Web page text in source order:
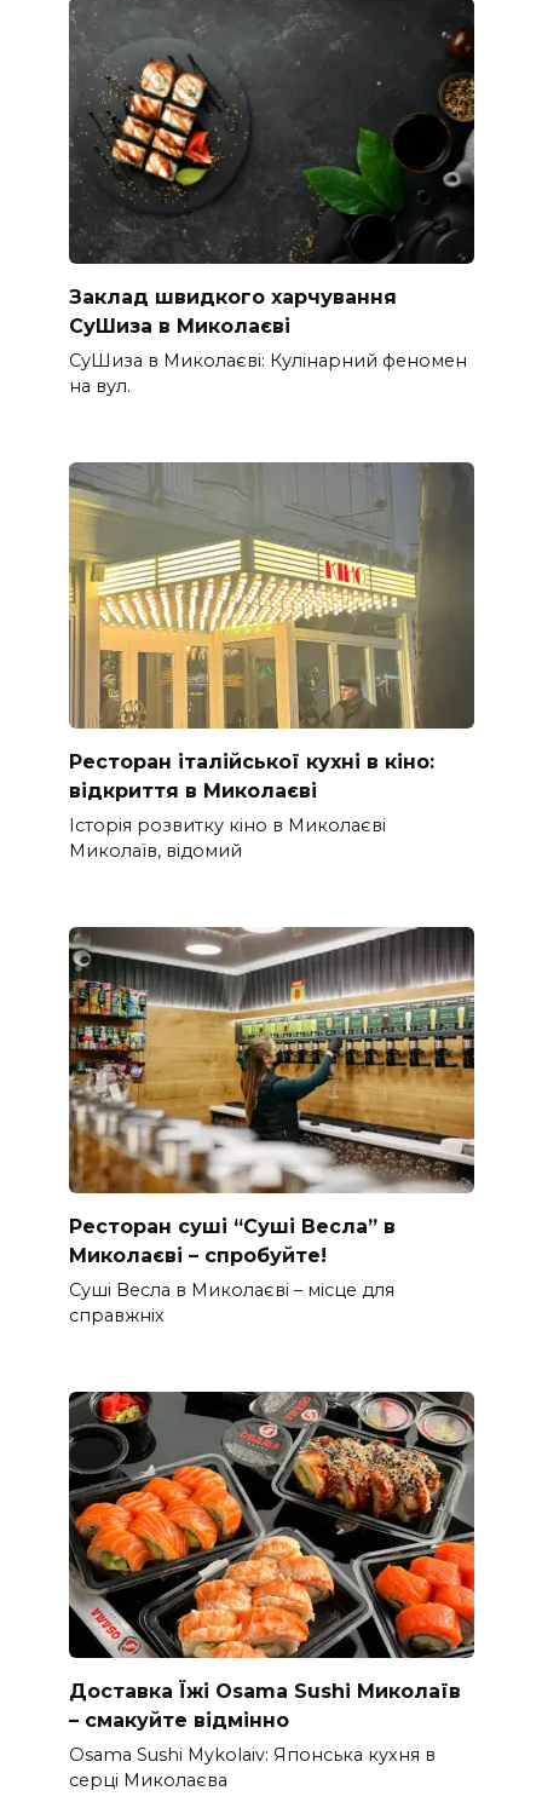
Заклад швидкого харчування
СуШиза в Миколаєві
СуШиза в Миколаєві: Кулінарний феномен
на вул.
Ресторан італійської кухні в кіно:
відкриття в Миколаєві
Історія розвитку кіно в Миколаєві
Миколаїв, відомий
Ресторан суші “Суші Весла” в
Миколаєві – спробуйте!
Суші Весла в Миколаєві – місце для
справжніх
Доставка Їжі Osama Sushi Миколаїв
– смакуйте відмінно
Osama Sushi Mykolaiv: Японська кухня в
серці Миколаєва